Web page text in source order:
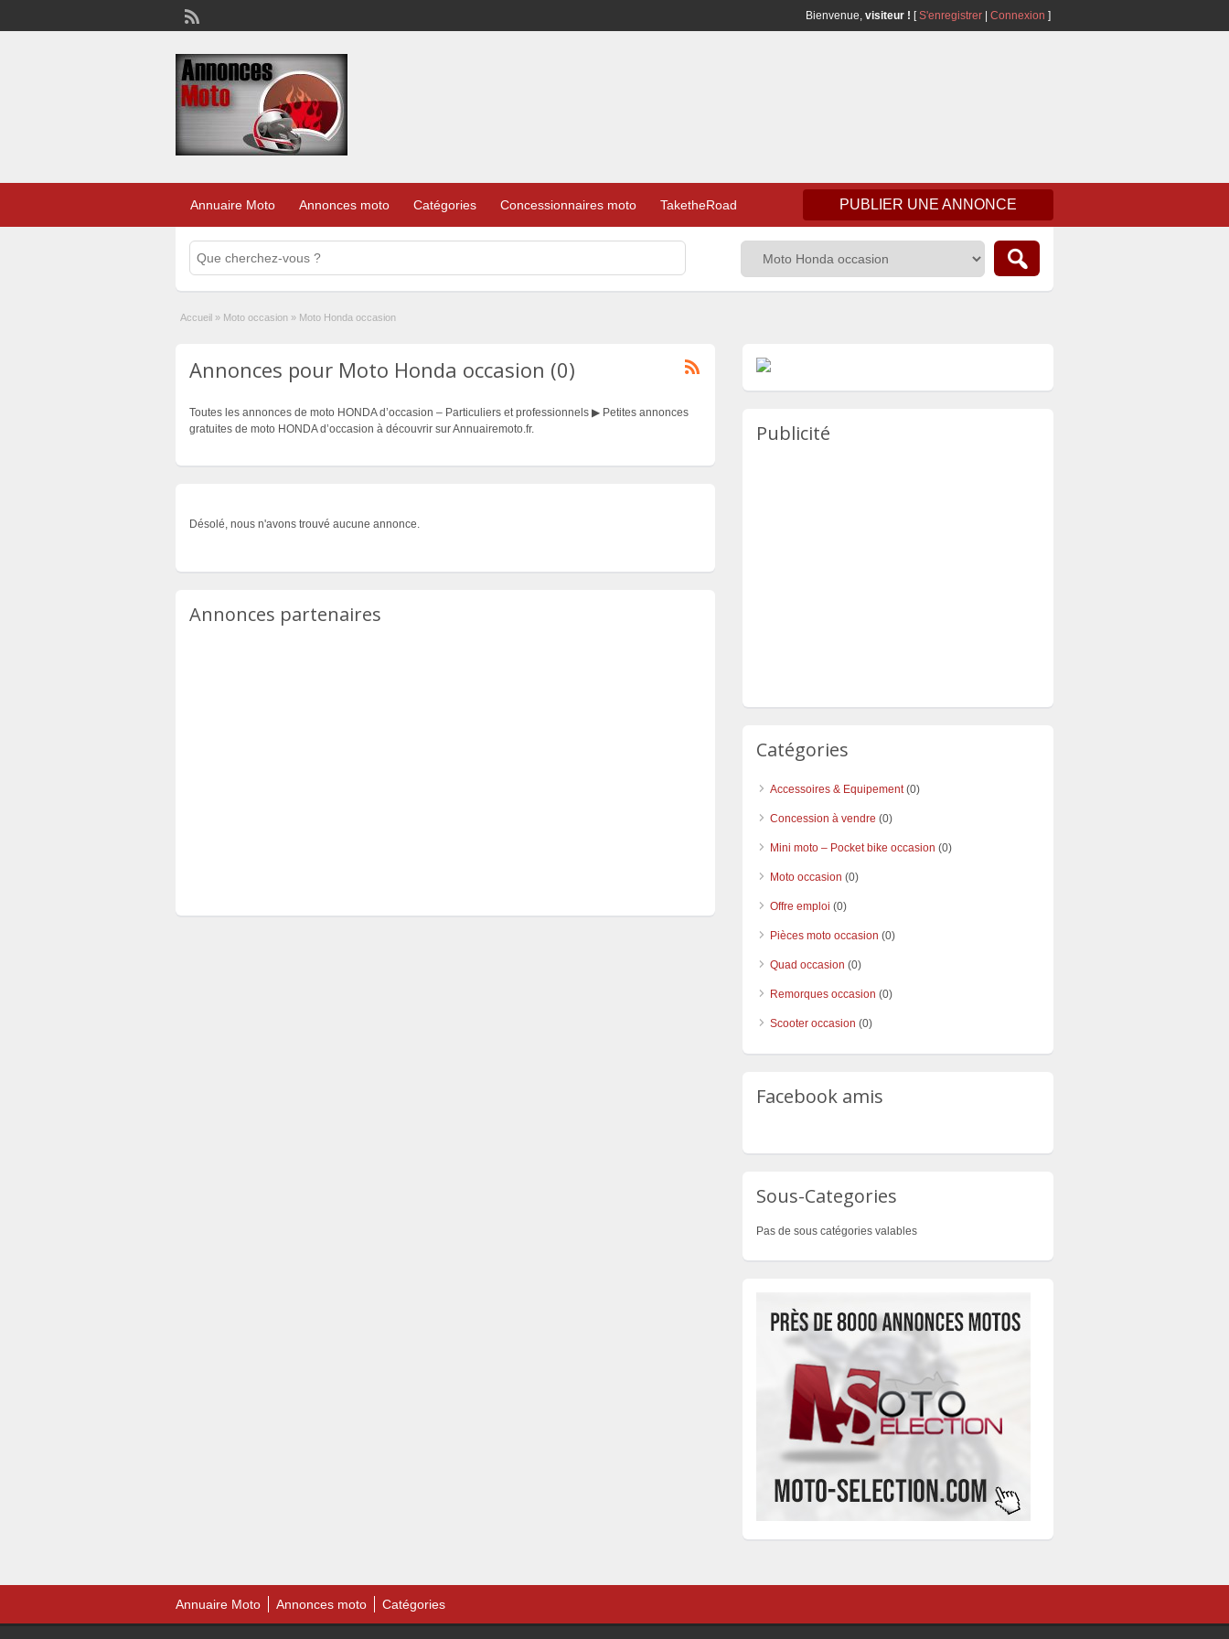
Bienvenue, visiteur ! [S'enregistrer Connexion ]
Annuaire Moto Annonces moto Catégories Concessionnaires moto TaketheRoad PUBLIER UNE ANNONCE
Accueil » Moto occasion » Moto Honda occasion
Annonces pour Moto Honda occasion (0)
Toutes les annonces de moto HONDA d’occasion – Particuliers et professionnels ▶ Petites annonces
gratuites de moto HONDA d’occasion à découvrir sur Annuairemoto.fr.
Désolé, nous n'avons trouvé aucune annonce.
Annonces partenaires
Publicité
Catégories
Accessoires & Equipement(0)
Concession à vendre (0)
Mini moto – Pocket bike occasion (0)
Moto occasion (0)
Offre emploi (0)
Pièces moto occasion (0)
Quad occasion (0)
Remorques occasion (0)
Scooter occasion (0)
Facebook amis
Sous-Categories
Pas de sous catégories valables
Annuaire Moto Annonces moto Catégories